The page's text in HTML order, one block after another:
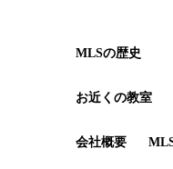
MLSの歴史
お近くの教室
会社概要